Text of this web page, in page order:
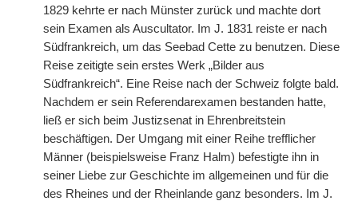
1829 kehrte er nach Münster zurück und machte dort
sein Examen als Auscultator. Im J. 1831 reiste er nach
Südfrankreich, um das Seebad Cette zu benutzen. Diese
Reise zeitigte sein erstes Werk „Bilder aus
Südfrankreich“. Eine Reise nach der Schweiz folgte bald.
Nachdem er sein Referendarexamen bestanden hatte,
ließ er sich beim Justizsenat in Ehrenbreitstein
beschäftigen. Der Umgang mit einer Reihe trefflicher
Männer (beispielsweise Franz Halm) befestigte ihn in
seiner Liebe zur Geschichte im allgemeinen und für die
des Rheines und der Rheinlande ganz besonders. Im J.